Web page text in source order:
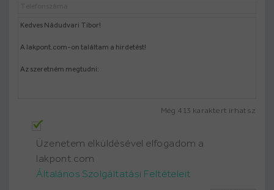
Még 413 karaktert írhatsz
Üzenetem elküldésével elfogadom a
lakpont.com
Általános Szolgáltatási Feltételeit